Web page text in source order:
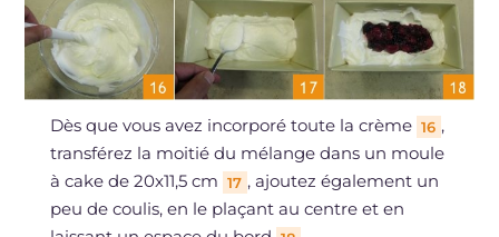
Dès que vous avez incorporé toute la crème 16 ,
transférez la moitié du mélange dans un moule
à cake de 20x11,5 cm 17 , ajoutez également un
peu de coulis, en le plaçant au centre et en